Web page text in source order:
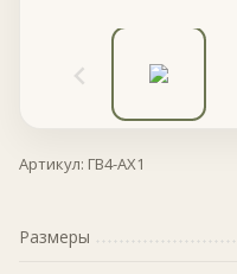
Артикул: ГВ4-АХ1
Размеры